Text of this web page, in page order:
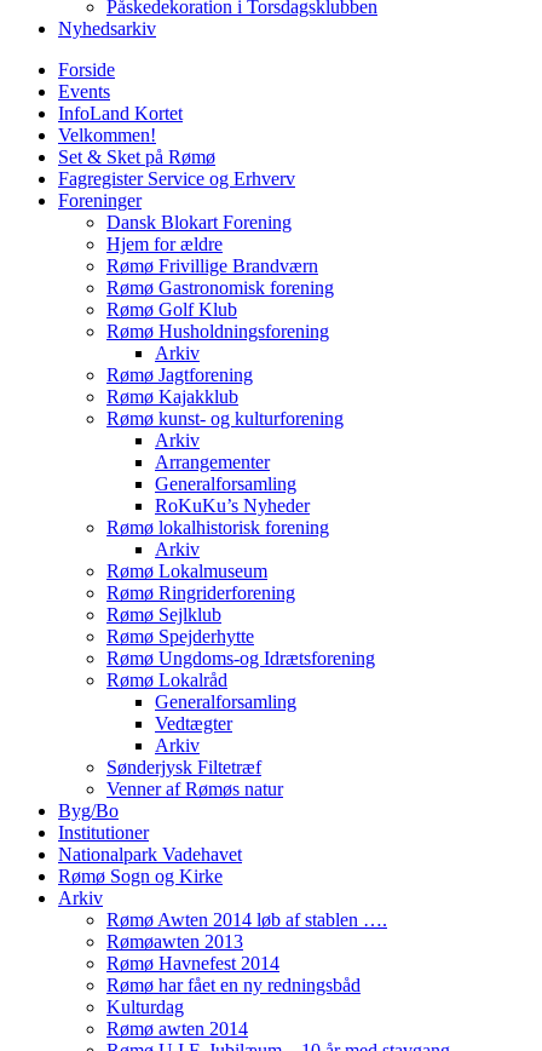
Påskedekoration i Torsdagsklubben
Nyhedsarkiv
Forside
Events
InfoLand Kortet
Velkommen!
Set & Sket på Rømø
Fagregister Service og Erhverv
Foreninger
Dansk Blokart Forening
Hjem for ældre
Rømø Frivillige Brandværn
Rømø Gastronomisk forening
Rømø Golf Klub
Rømø Husholdningsforening
Arkiv
Rømø Jagtforening
Rømø Kajakklub
Rømø kunst- og kulturforening
Arkiv
Arrangementer
Generalforsamling
RoKuKu’s Nyheder
Rømø lokalhistorisk forening
Arkiv
Rømø Lokalmuseum
Rømø Ringriderforening
Rømø Sejlklub
Rømø Spejderhytte
Rømø Ungdoms-og Idrætsforening
Rømø Lokalråd
Generalforsamling
Vedtægter
Arkiv
Sønderjysk Filtetræf
Venner af Rømøs natur
Byg/Bo
Institutioner
Nationalpark Vadehavet
Rømø Sogn og Kirke
Arkiv
Rømø Awten 2014 løb af stablen ….
Rømøawten 2013
Rømø Havnefest 2014
Rømø har fået en ny redningsbåd
Kulturdag
Rømø awten 2014